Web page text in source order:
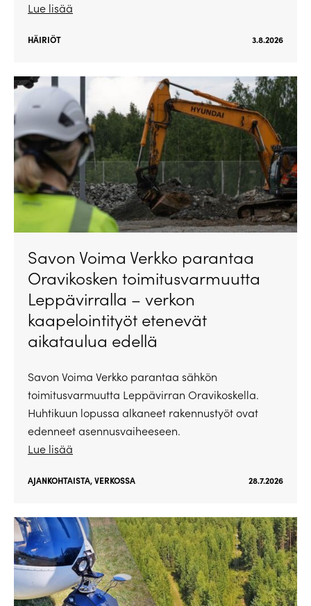
Lue lisää
HÄIRIÖT 3.8.2026
Savon Voima Verkko parantaa
Oravikosken toimitusvarmuutta
Leppävirralla – verkon
kaapelointityöt etenevät
aikataulua edellä
Savon Voima Verkko parantaa sähkön
toimitusvarmuutta Leppävirran Oravikoskella.
Huhtikuun lopussa alkaneet rakennustyöt ovat
edenneet asennusvaiheeseen.
Lue lisää
AJANKOHTAISTA,VERKOSSA 28.7.2026